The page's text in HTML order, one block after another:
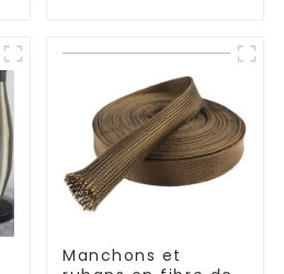
Manchons et